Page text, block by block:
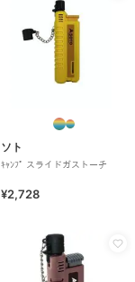
ソト
ｷｬﾝﾌﾟ スライドガストーチ
¥2,728